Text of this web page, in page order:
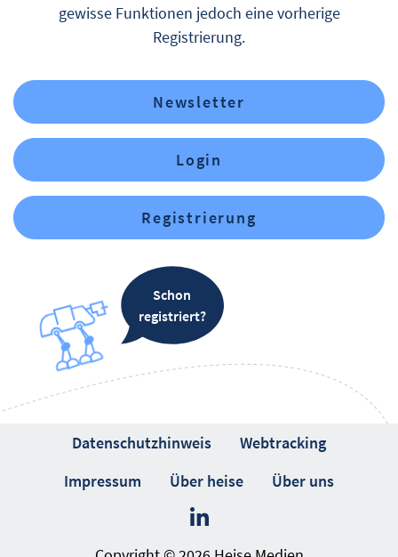
gewisse Funktionen jedoch eine vorherige
Registrierung.
Newsletter
Login
Registrierung
Schon
registriert?
Datenschutzhinweis
Webtracking
Impressum
Über heise Über uns